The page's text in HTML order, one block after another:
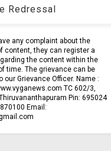
Redressal
any complaint about the
content, they can register a
the content within the
time. The grievance can be
our Grievance Officer. Name :
TC 602/3,
Pin: 695024
Email: